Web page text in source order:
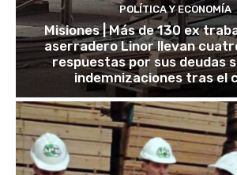
POLÍTICA Y ECONOMÍA
Misiones | Más de 130 ex
aserradero Linor llevan
respuestas por sus deudas
indemnizaciones tras el